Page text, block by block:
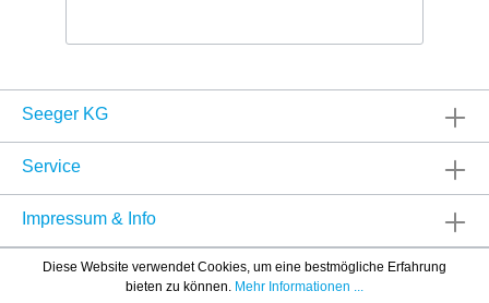
Seeger KG
Service
Impressum & Info
Diese Website verwendet Cookies, um eine bestmögliche Erfahrung
bieten zu können. Mehr Informationen ...